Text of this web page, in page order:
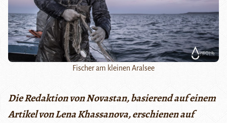
Fischer am kleinen Aralsee
Die Redaktion von Novastan, basierend auf einem
Artikel von Lena Khassanova, erschienen auf